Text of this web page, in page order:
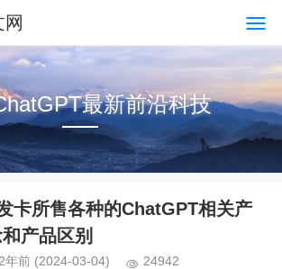
最新前沿科技
卡所售各种的ChatGPT相关产
产品区别
2年前 (2024-03-04) 24942